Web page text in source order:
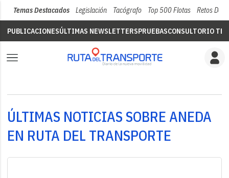
Temas Destacados Legislación Tacógrafo Top 500 Flotas Retos Del
PUBLICACIONESÚLTIMAS NEWSLETTERSPRUEBASCONSULTORIO
ÚLTIMAS NOTICIAS SOBRE ANEDA
EN RUTA DEL TRANSPORTE